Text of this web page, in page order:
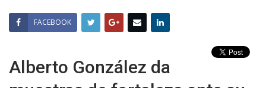
FACEBOOK
Alberto González da